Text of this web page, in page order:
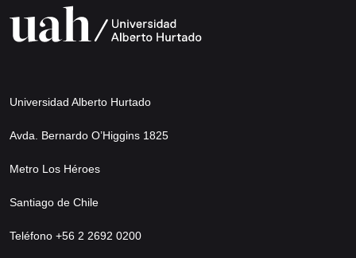
Universidad Alberto Hurtado
Avda. Bernardo O’Higgins 1825
Metro Los Héroes
Santiago de Chile
Teléfono +56 2 2692 0200